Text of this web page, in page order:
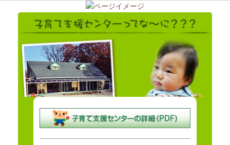
地域全体で子育てを支援する基盤の形成を図るため、子育て家庭の支
援活動の企画、調整、